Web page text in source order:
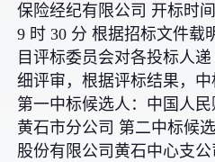
保险经纪有限公司 开标时
9 时 30 分 根据招标文件载
目评标委员会对各投标人
细评审，根据评标结果，
第一中标候选人：中国人
黄石市分公司 第二中标候
股份有限公司黄石中心支